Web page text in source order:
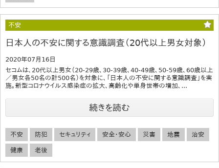
不安
日本人の不安に関する意識調査（20代以上男女対象）
2020年07月16日
セコムは、20代以上男女（20-29歳、30-39歳、40-49歳、50-59歳、60歳以上
／男女各50名の計500名）を対象に、「日本人の不安に関する意識調査」を実
施。新型コロナウイルス感染症の拡大、高齢化や単身世帯の増加、...
続きを読む
不安 防犯 セキュリティ 安全・安心 災害 地震 治安
健康 老後